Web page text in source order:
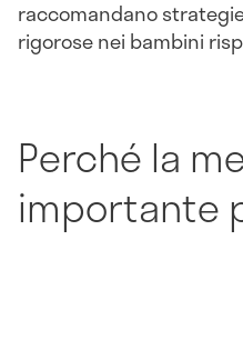
raccomandano
rigorose nei bambini
Perché la
importante